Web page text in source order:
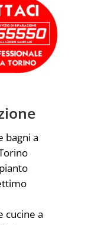
bagni a
cucine a